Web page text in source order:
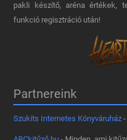
pakli készítő, aréna értékek,
funkció regisztráció után!
Partnereink
Szukits Internetes Könyváruház